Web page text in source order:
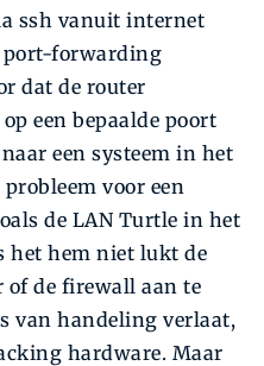
ssh vanuit internet
port-forwarding
dat de router
een bepaalde poort
een systeem in het
voor een
de LAN Turtle in het
het hem niet lukt de
de firewall aan te
van handeling verlaat,
hardware. Maar